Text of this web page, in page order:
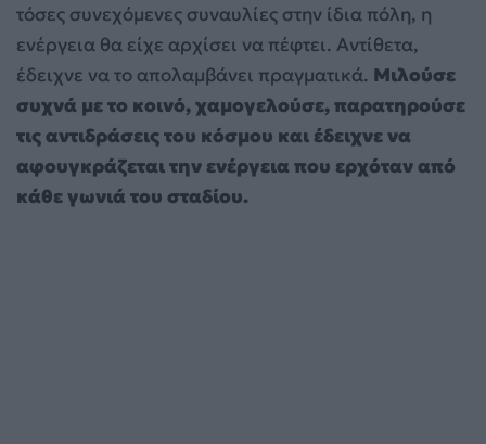
τόσες συνεχόμενες συναυλίες στην ίδια πόλη, η
ενέργεια θα είχε αρχίσει να πέφτει. Αντίθετα,
έδειχνε να το απολαμβάνει πραγματικά. Μιλούσε
συχνά με το κοινό, χαμογελούσε, παρατηρούσε
τις αντιδράσεις του κόσμου και έδειχνε να
αφουγκράζεται την ενέργεια που ερχόταν από
κάθε γωνιά του σταδίου.